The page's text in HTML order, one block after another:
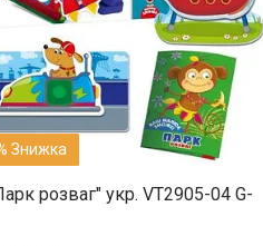
розваг" укр. VT2905-04 G-